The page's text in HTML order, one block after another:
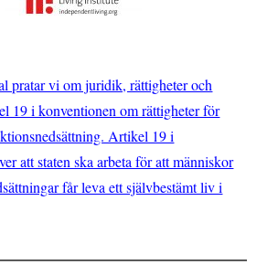
pratar vi om juridik, rättigheter och
19 i konventionen om rättigheter för
Artikel 19 i
att staten ska arbeta för att människor
får leva ett självbestämt liv i